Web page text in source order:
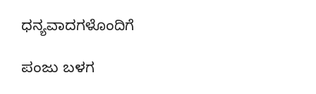
ಧನ್ಯವಾದಗಳೊಂದಿಗೆ
ಪಂಜು ಬಳಗ